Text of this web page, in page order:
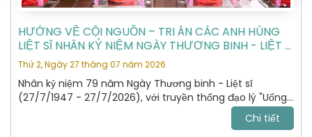
HƯỚNG VỀ CỘI NGUỒN – TRI ÂN CÁC ANH HÙNG
LIỆT SĨ NHÂN KỶ NIỆM NGÀY THƯƠNG BINH - LIỆT SĨ
27/7
Thứ 2, Ngày 27 tháng 07 năm 2026
Nhân kỷ niệm 79 năm Ngày Thương binh - Liệt sĩ
(27/7/1947 - 27/7/2026), với truyền thống đạo lý "Uống
nước nhớ nguồn", "Đền ơn đáp nghĩa", Hiệp hội Du lịch Hà
Nội đã tổ chức hành trình dâng hương, tưởng niệm các
Chi tiết